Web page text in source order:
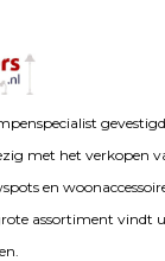
met het verkopen
en
assortiment vindt